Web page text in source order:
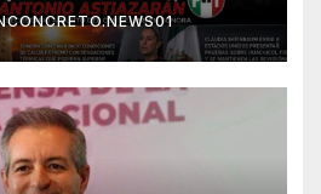
alianza
a 2027 en